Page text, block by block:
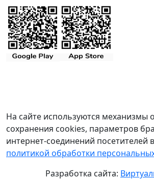
На сайте используются механизмы
сохранения cookies, параметров
интернет-соединений посетителей
политикой обработки
Разработка сайта: